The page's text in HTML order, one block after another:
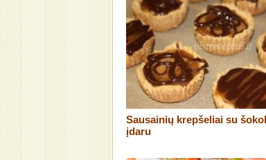
Sausainių krepšeliai su
įdaru